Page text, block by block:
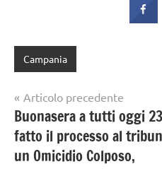
Campania
Navigazione
articoli
Articolo precedente
Buonasera a tutti oggi
fatto il processo al
un Omicidio Colposo,